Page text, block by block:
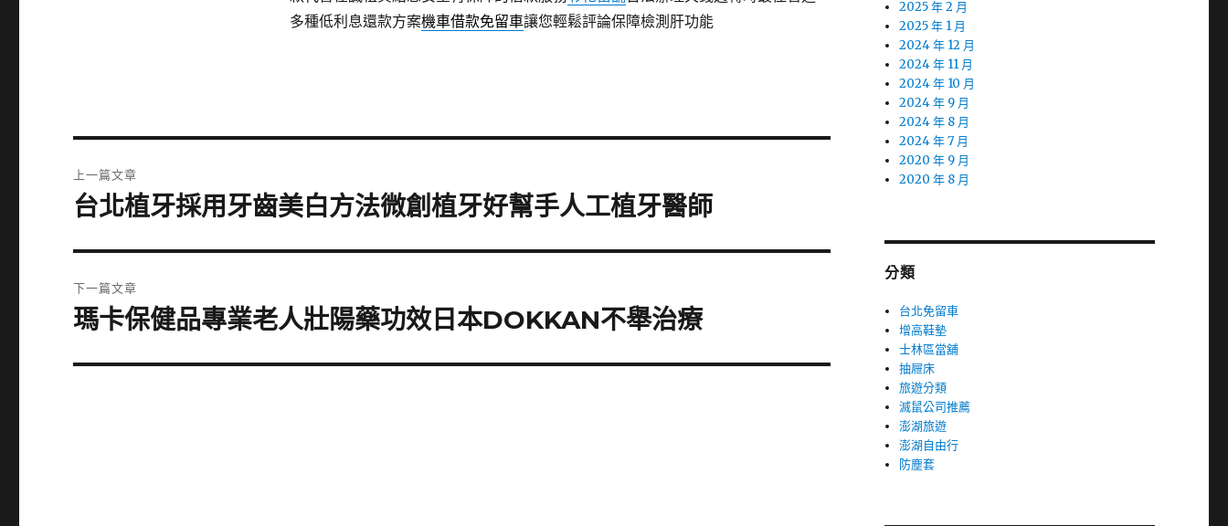
多種低利息還款方案機車借款免留車讓您輕鬆評論保障檢測肝功能
章
上一篇文章
上
篇
文
章:
台北植牙採用牙齒美白方法微創植牙好幫手人工植牙醫師
下一篇文章
下
篇
瑪卡保健品專業老人壯陽藥功效日本DOKKAN不舉治療
2025 年 2 月
2025 年 1 月
2024 年 12 月
2024 年 11 月
2024 年 10 月
2024 年 9 月
2024 年 8 月
2024 年 7 月
2020 年 9 月
2020 年 8 月
分類
台北免留車
增高鞋墊
士林區當舖
抽屜床
旅遊分類
滅鼠公司推薦
澎湖旅遊
澎湖自由行
防塵套